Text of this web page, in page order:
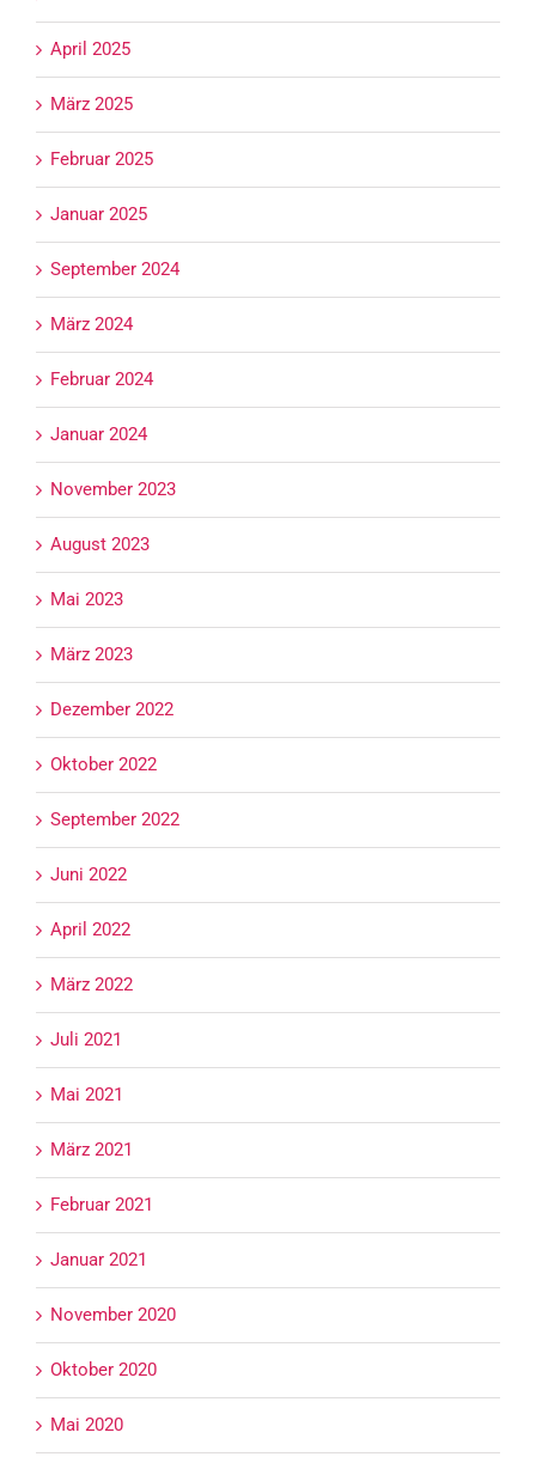
April 2025
März 2025
Februar 2025
Januar 2025
September 2024
März 2024
Februar 2024
Januar 2024
November 2023
August 2023
Mai 2023
März 2023
Dezember 2022
Oktober 2022
September 2022
Juni 2022
April 2022
März 2022
Juli 2021
Mai 2021
März 2021
Februar 2021
Januar 2021
November 2020
Oktober 2020
Mai 2020